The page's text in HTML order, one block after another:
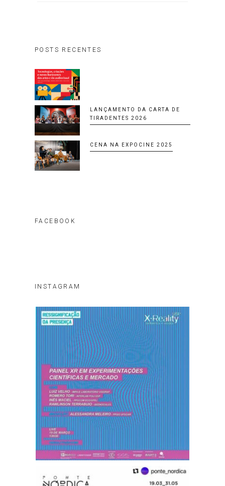
POSTS RECENTES
LANÇAMENTO DA CARTA DE
TIRADENTES 2026
CENA NA EXPOCINE 2025
FACEBOOK
INSTAGRAM